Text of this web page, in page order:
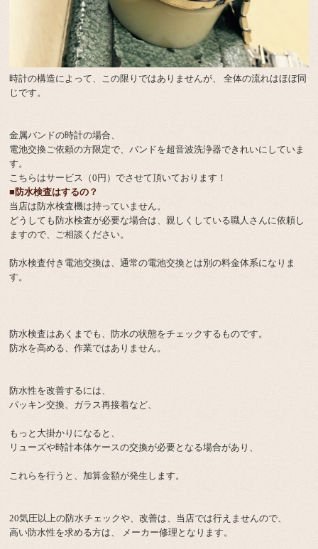
時計の構造によって、この限りではありませんが、 全体の流れはほぼ同
じです。
金属バンドの時計の場合、
電池交換ご依頼の方限定で、バンドを超音波洗浄器できれいにしていま
す。
こちらはサービス（0円）でさせて頂いております！
■防水検査はするの？
当店は防水検査機は持っていません。
どうしても防水検査が必要な場合は、親しくしている職人さんに依頼し
ますので、ご相談ください。
防水検査付き電池交換は、通常の電池交換とは別の料金体系になりま
す。
防水検査はあくまでも、防水の状態をチェックするものです。
防水を高める、作業ではありません。
防水性を改善するには、
パッキン交換、ガラス再接着など、
もっと大掛かりになると、
リューズや時計本体ケースの交換が必要となる場合があり、
これらを行うと、加算金額が発生します。
20気圧以上の防水チェックや、改善は、当店では行えませんので、
高い防水性を求める方は、 メーカー修理となります。